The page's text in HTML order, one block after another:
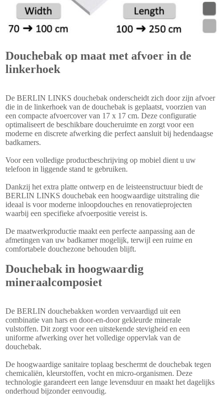
Douchebak op maat met afvoer in de
linkerhoek
De BERLIN LINKS douchebak onderscheidt zich door zijn afvoer
die in de linkerhoek van de douchebak is geplaatst, voorzien van
een compacte afvoercover van 17 x 17 cm. Deze configuratie
optimaliseert de beschikbare doucheruimte en zorgt voor een
moderne en discrete afwerking die perfect aansluit bij hedendaagse
badkamers.
Voor een volledige productbeschrijving op mobiel dient u uw
telefoon in liggende stand te gebruiken.
Dankzij het extra platte ontwerp en de leisteenstructuur biedt de
BERLIN LINKS douchebak een hoogwaardige uitstraling die
ideaal is voor moderne inloopdouches en renovatieprojecten
waarbij een specifieke afvoerpositie vereist is.
De maatwerkproductie maakt een perfecte aanpassing aan de
afmetingen van uw badkamer mogelijk, terwijl een ruime en
comfortabele douchezone behouden blijft.
Douchebak in hoogwaardig
mineraalcomposiet
De BERLIN douchebakken worden vervaardigd uit een
combinatie van hars en door-en-door gekleurde minerale
vulstoffen. Dit zorgt voor een uitstekende stevigheid en een
uniforme afwerking over het volledige oppervlak van de
douchebak.
De hoogwaardige sanitaire toplaag beschermt de douchebak tegen
chemicaliën, kleurstoffen, vocht en micro-organismen. Deze
technologie garandeert een lange levensduur en maakt het dagelijks
onderhoud bijzonder eenvoudig.